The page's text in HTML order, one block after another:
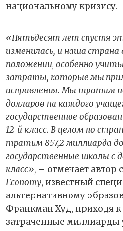
национальному кризису.
«Пятьдесят лет спустя
изменилась, и наша страна
положении, особенно
затраты, которые мы
исправления. Мы тратим
долларов на каждого
государственное
12-й класс. В целом по
тратим 857,2 миллиарда
государственные школы с
класс», – отмечает автор
Economy, известный
альтернативному
Франкман Худ, приходя к
затраченные миллиарды